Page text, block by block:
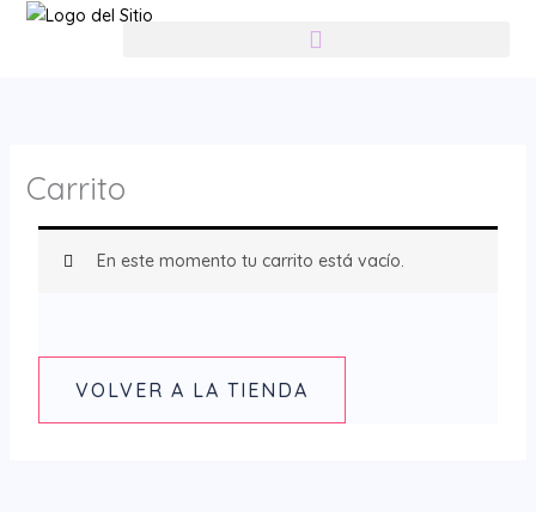
contenido
Carrito
En este momento tu carrito está vacío.
VOLVER A LA TIENDA